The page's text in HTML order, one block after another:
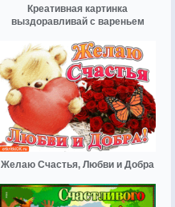
Креативная картинка
выздоравливай с вареньем
Желаю Счастья, Любви и Добра